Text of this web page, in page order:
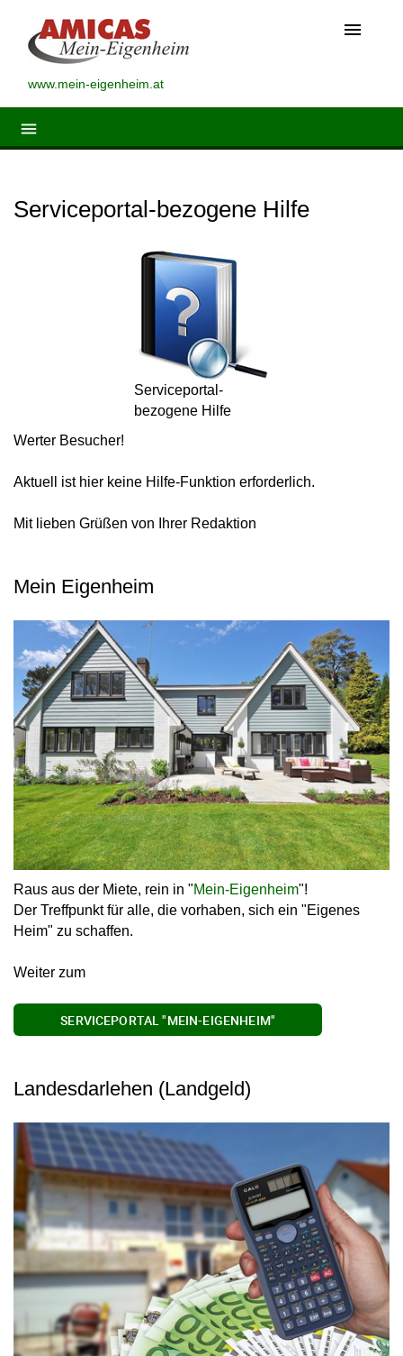
menu
www.mein-eigenheim.at
menu
Serviceportal-bezogene Hilfe
Serviceportal-
bezogene Hilfe
Werter Besucher!
Aktuell ist hier keine Hilfe-Funktion erforderlich.
Mit lieben Grüßen von Ihrer Redaktion
Mein Eigenheim
Raus aus der Miete, rein in "Mein-Eigenheim"!
Der Treffpunkt für alle, die vorhaben, sich ein "Eigenes
Heim" zu schaffen.
Weiter zum
SERVICEPORTAL "MEIN-EIGENHEIM"
Landesdarlehen (Landgeld)